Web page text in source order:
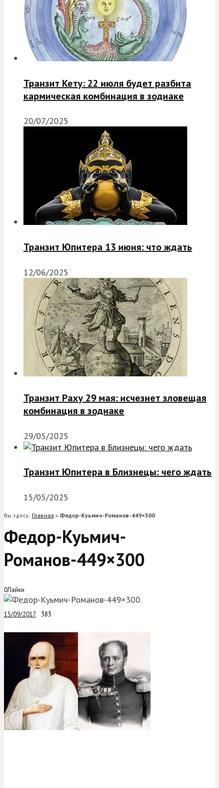
Транзит Кету: 22 июля будет разбита
кармическая комбинация в зодиаке
20/07/2025
Транзит Юпитера 13 июня: что ждать
12/06/2025
Транзит Раху 29 мая: исчезнет зловещая
комбинация в зодиаке
29/05/2025
Транзит Юпитера в Близнецы: чего ждать
15/05/2025
Вы здесь: Главная » Федор-Куьмич-Романов-449×300
Федор-Куьмич-
Романов-449×300
0Лайки
15/09/2017 383